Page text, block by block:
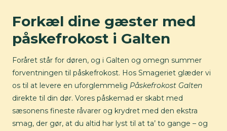
Forkæl dine gæster med
påskefrokost i Galten
Foråret står for døren, og i Galten og omegn summer
forventningen til påskefrokost. Hos Smageriet glæder vi
os til at levere en uforglemmelig Påskefrokost Galten
direkte til din dør. Vores påskemad er skabt med
sæsonens fineste råvarer og krydret med den ekstra
smag, der gør, at du altid har lyst til at ta’ to gange – og